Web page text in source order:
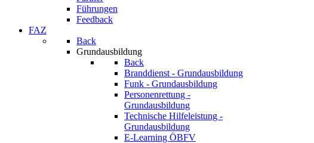
Führungen
Feedback
FAZ
Back
Grundausbildung
Back
Branddienst - Grundausbildung
Funk - Grundausbildung
Personenrettung -
Grundausbildung
Technische Hilfeleistung -
Grundausbildung
E-Learning ÖBFV